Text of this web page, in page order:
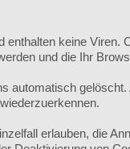
keine Viren.
und die Ihr
automatisch
erlauben, die